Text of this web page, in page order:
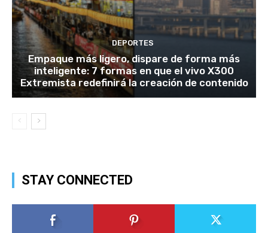
DEPORTES
Empaque más ligero, dispare de forma más
inteligente: 7 formas en que el vivo X300
Extremista redefinirá la creación de contenido
STAY CONNECTED